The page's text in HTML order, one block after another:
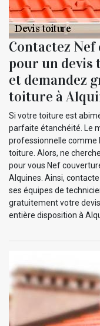
Contactez
pour un devis
et demandez
toiture à
Si votre toiture est
parfaite étanchéité. Le
professionnelle comme
toiture. Alors, ne
pour vous Nef
Alquines. Ainsi,
ses équipes de
gratuitement votre
entière disposition à